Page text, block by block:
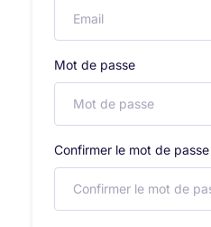
Mot de passe
Confirmer le mot de passe